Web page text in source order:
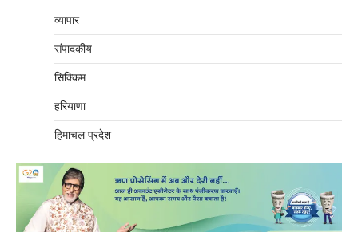
व्यापार
संपादकीय
सिक्किम
हरियाणा
हिमाचल प्रदेश